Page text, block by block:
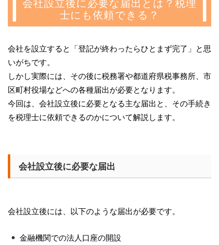
会社設立後に必要な届出とは？税理
士にも依頼できる？
会社を設立すると「登記が終わったらひとまず完了」と思
いがちです。
しかし実際には、その後に税務署や都道府県税事務所、市
区町村役場などへの各種届出が必要となります。
今回は、会社設立後に必要となる主な届出と、その手続き
を税理士に依頼できるのかについて解説します。
会社設立後に必要な届出
会社設立後には、以下のような届出が必要です。
金融機関での法人口座の開設